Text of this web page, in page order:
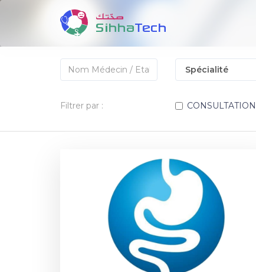
Filtrer par :